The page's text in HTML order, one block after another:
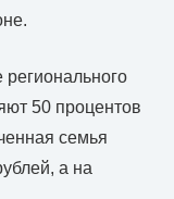
50 процентов
семья
а на